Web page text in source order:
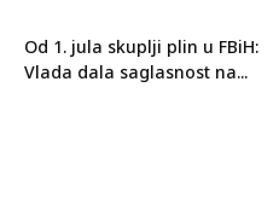
Od 1. jula skuplji plin u FBiH:
Vlada dala saglasnost na...